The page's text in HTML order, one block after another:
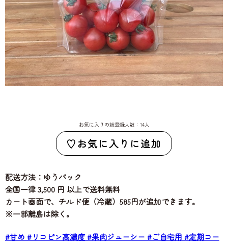
お気に入りの総登録人数：14人
お気に入りに追加
配送方法：ゆうパック
全国一律 3,500 円 以上で送料無料
カート画面で、チルド便（冷蔵）585円が追加できます。
※一部離島は除く。
#甘め #リコピン高濃度#果肉ジューシー #ご自宅用 #定期コー